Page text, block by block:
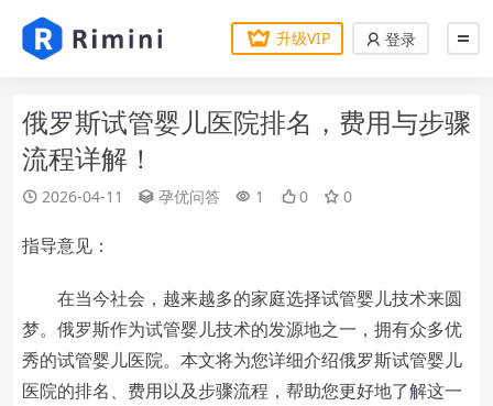
升级VIP 登录
俄罗斯试管婴儿医院排名，费用与步骤
流程详解！
2026-04-11 孕优问答 1 0 0
指导意见：
在当今社会，越来越多的家庭选择试管婴儿技术来圆
梦。俄罗斯作为试管婴儿技术的发源地之一，拥有众多优
秀的试管婴儿医院。本文将为您详细介绍俄罗斯试管婴儿
医院的排名、费用以及步骤流程，帮助您更好地了解这一